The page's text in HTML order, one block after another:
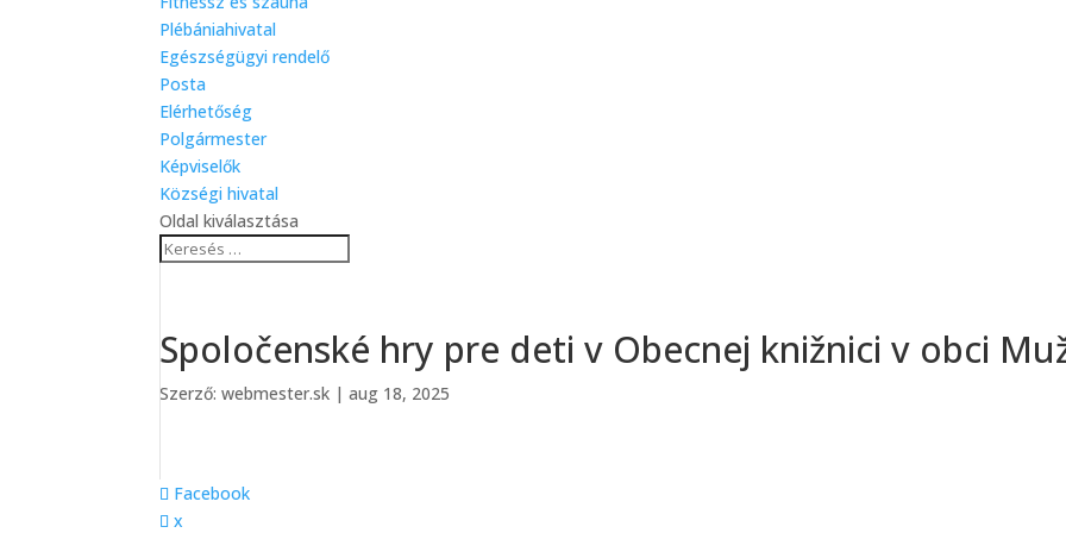
Plébániahivatal
Egészségügyi rendelő
Posta
Elérhetőség
Polgármester
Képviselők
Községi hivatal
Oldal kiválasztása
Spoločenské hry pre deti v Obecnej knižnici v obci
Szerző:webmester.sk |aug 18, 2025
Facebook
x